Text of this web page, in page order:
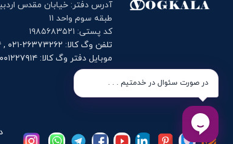
طبقه سوم واحد ۱۱
کد پستی: ۱۹۸۵۶۸۳۵۲۱
تلفن وگ کالا: ۲۶۳۷۳۲۶۲-۰۲۱ , ۲۶۳۷۳۲۶۴-۰۲۱
موبایل دفتر وگ کالا: ۰۹۰۰۱۲۲۷۹۱۴
در صورت سئوال در خدمتیم . . .